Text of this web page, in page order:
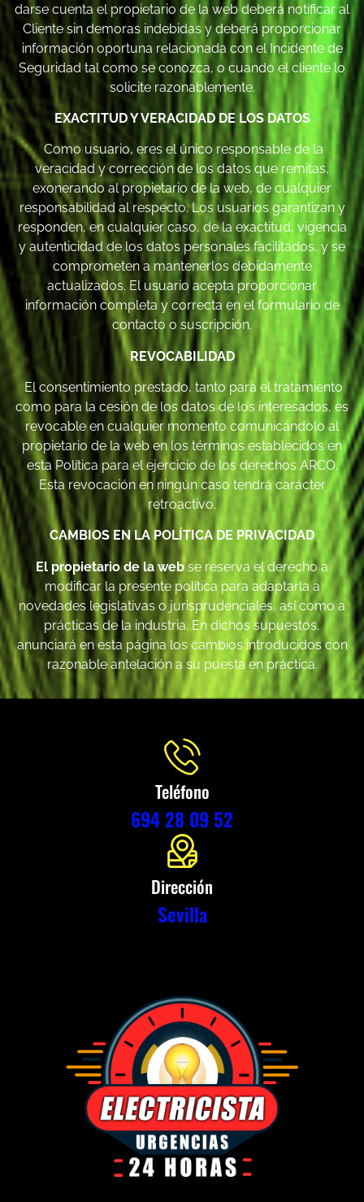
darse cuenta el propietario de la web deberá notificar al
Cliente sin demoras indebidas y deberá proporcionar
información oportuna relacionada con el Incidente de
Seguridad tal como se conozca, o cuando el cliente lo
solicite razonablemente.
EXACTITUD Y VERACIDAD DE LOS DATOS
Como usuario, eres el único responsable de la
veracidad y corrección de los datos que remitas,
exonerando al propietario de la web, de cualquier
responsabilidad al respecto. Los usuarios garantizan y
responden, en cualquier caso, de la exactitud, vigencia
y autenticidad de los datos personales facilitados, y se
comprometen a mantenerlos debidamente
actualizados. El usuario acepta proporcionar
información completa y correcta en el formulario de
contacto o suscripción.
REVOCABILIDAD
El consentimiento prestado, tanto para el tratamiento
como para la cesión de los datos de los interesados, es
revocable en cualquier momento comunicándolo al
propietario de la web en los términos establecidos en
esta Política para el ejercicio de los derechos ARCO.
Esta revocación en ningún caso tendrá carácter
retroactivo.
CAMBIOS EN LA POLÍTICA DE PRIVACIDAD
El propietario de la webse reserva el derecho a
modificar la presente política para adaptarla a
novedades legislativas o jurisprudenciales, así como a
prácticas de la industria. En dichos supuestos,
anunciará en esta página los cambios introducidos con
razonable antelación a su puesta en práctica.
Teléfono
694 28 09 52
Dirección
Sevilla